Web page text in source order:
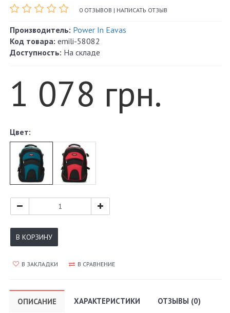
0 ОТЗЫВОВ | НАПИСАТЬ ОТЗЫВ
Производитель: Power In Eavas
Код товара: emili-58082
Доступность: На складе
1 078 грн.
Цвет:
В КОРЗИНУ
В ЗАКЛАДКИ В СРАВНЕНИЕ
ОПИСАНИЕ ХАРАКТЕРИСТИКИ ОТЗЫВЫ (0)